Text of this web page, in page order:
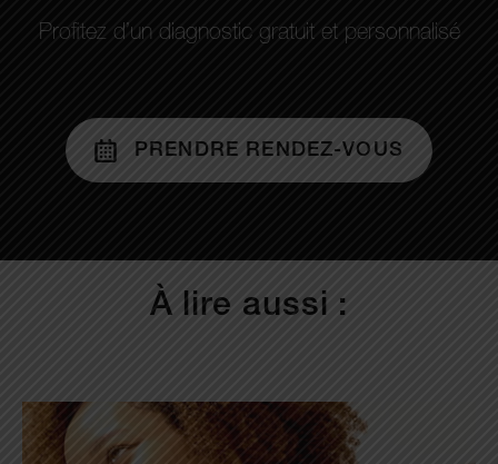
Profitez d’un diagnostic gratuit et personnalisé
PRENDRE RENDEZ-VOUS
À lire aussi :